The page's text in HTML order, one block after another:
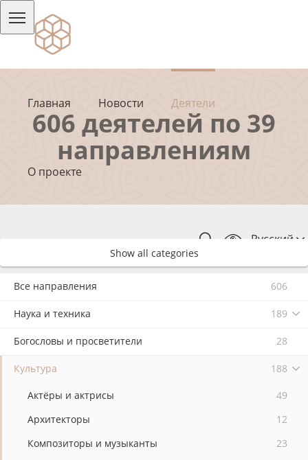
Главная Новости Деятели
О проекте
Русский
606 деятелей по 39
направлениям
Show all categories
Все направления 606
Наука и техника 189
Богословы и просветители 28
Культура 188
Актёры и актрисы
49
Архитекторы
12
Композиторы и музыканты
23